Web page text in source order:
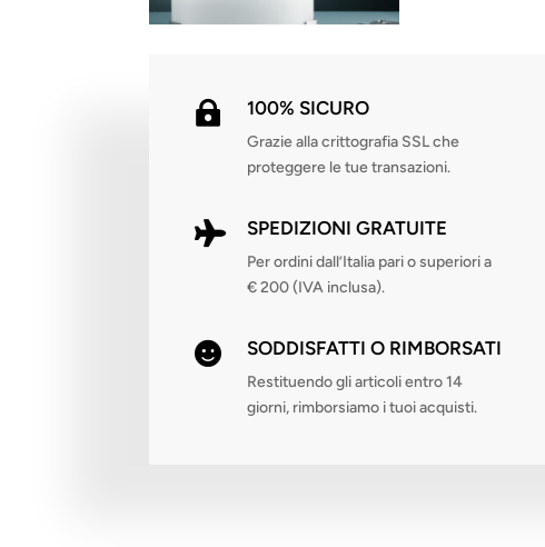
 100% SICURO
Grazie alla crittografia SSL che
proteggere le tue transazioni.
 SPEDIZIONI GRATUITE
Per ordini dall’Italia pari o superiori a
€ 200 (IVA inclusa).
 SODDISFATTI O RIMBORSATI
Restituendo gli articoli entro 14
giorni, rimborsiamo i tuoi acquisti.